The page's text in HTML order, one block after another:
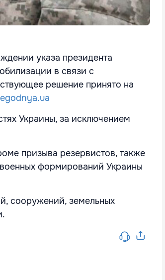
указа президента
в связи с
решение принято на
Украины, за исключением
призыва резервистов, также
формирований Украины
сооружений, земельных